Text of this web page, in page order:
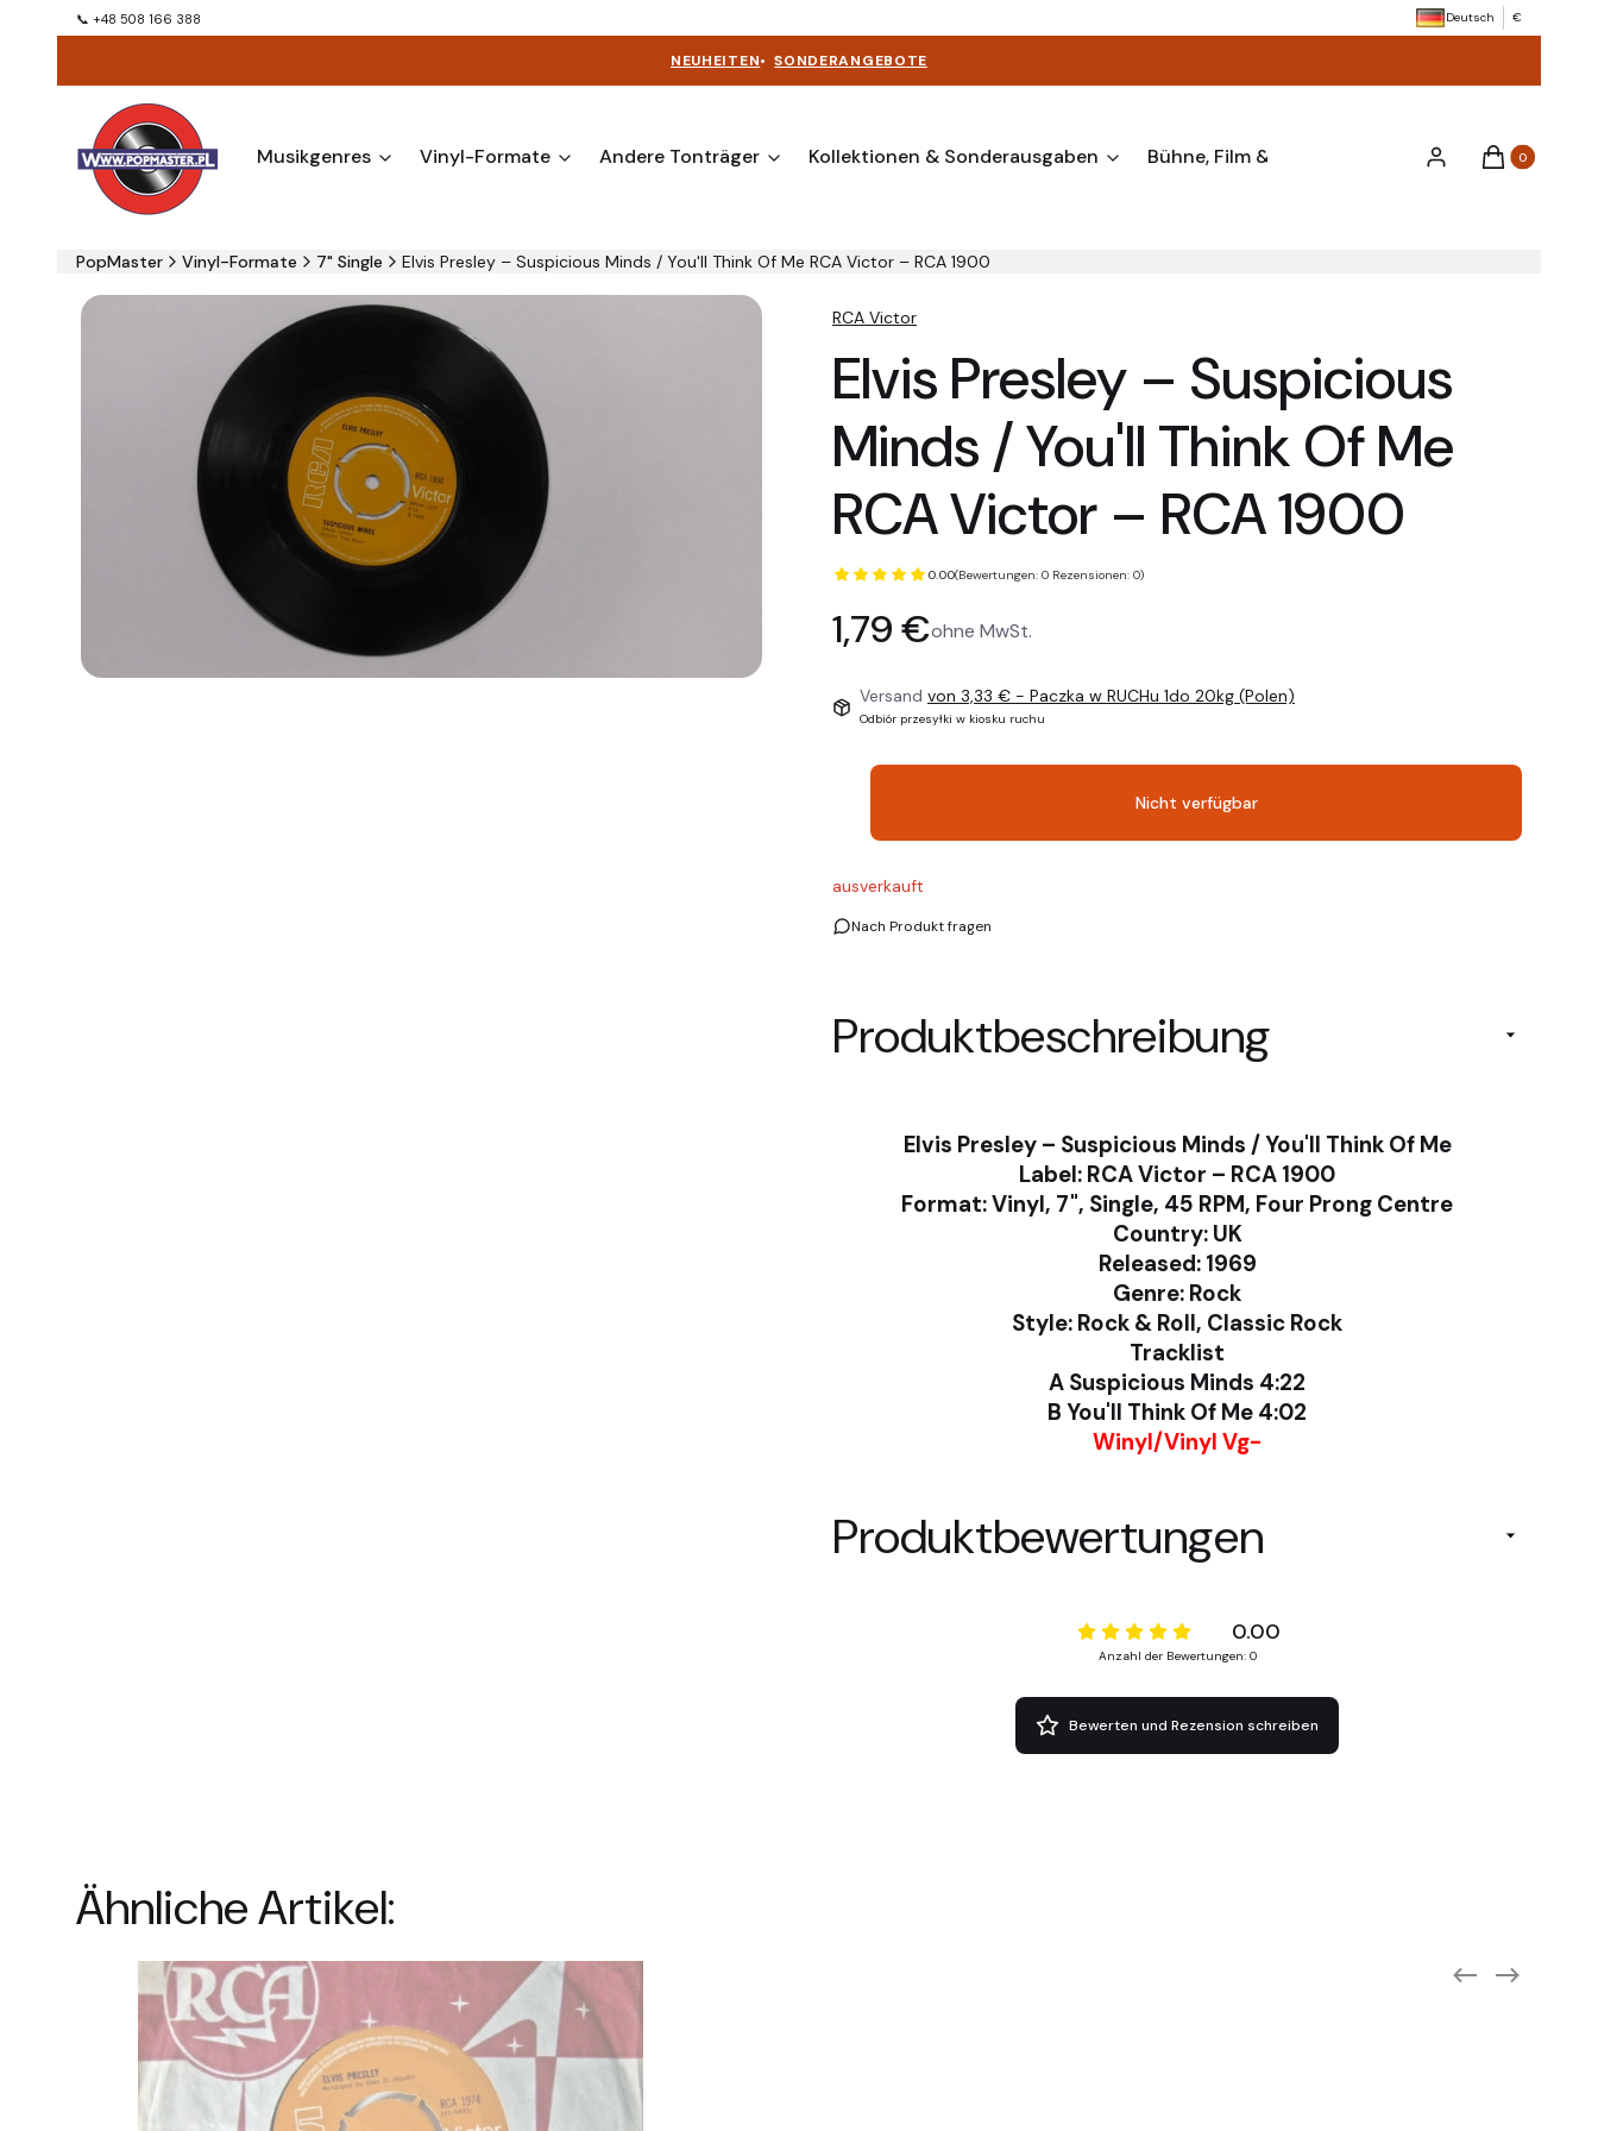
📞 +48 508 166 388 Deutsch €
NEUHEITEN• SONDERANGEBOTE
Musikgenres Vinyl-Formate Andere Tonträger Kollektionen & Sonderausgaben Bühne, Film & Anlässe Verschiedenes &
EinloggenProdukte im
Warenkorb
PopMaster Vinyl-Formate 7" Single Elvis Presley ‎– Suspicious Minds / You'll Think Of Me RCA Victor ‎– RCA 1900
RCA Victor
Elvis Presley ‎– Suspicious
Minds / You'll Think Of Me
RCA Victor ‎– RCA 1900
0.00(Bewertungen: 0 Rezensionen: 0)
Preis
1,79 €ohne MwSt.
Versand von 3,33 € - Paczka w RUCHu 1do 20kg (Polen)
Odbiór przesyłki w kiosku ruchu
Nicht verfügbar
ausverkauft
Nach Produkt fragen
Produktbeschreibung
Elvis Presley ‎– Suspicious Minds / You'll Think Of Me
Label: RCA Victor ‎– RCA 1900
Format: Vinyl, 7", Single, 45 RPM, Four Prong Centre
Country: UK
Released: 1969
Genre: Rock
Style: Rock & Roll, Classic Rock
Tracklist
A Suspicious Minds 4:22
B You'll Think Of Me 4:02
Winyl/Vinyl Vg-
Produktbewertungen
0.00
Anzahl der Bewertungen: 0
Bewerten und Rezension schreiben
Ähnliche Artikel: